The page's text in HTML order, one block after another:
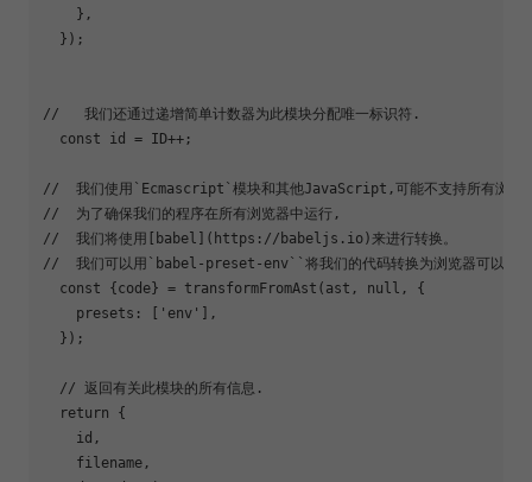
    },
  });
//   我们还通过递增简单计数器为此模块分配唯一标识符.
  const id = ID++;
//  我们使用`Ecmascript`模块和其他JavaScript,可能不支持所有浏览
//  为了确保我们的程序在所有浏览器中运行,
//  我们将使用[babel](https://babeljs.io)来进行转换。
//  我们可以用`babel-preset-env``将我们的代码转换为浏览器可以运
  const {code} = transformFromAst(ast, null, {
    presets: [
'env'
],
  });
  // 返回有关此模块的所有信息.
return {
    id,
    filename,